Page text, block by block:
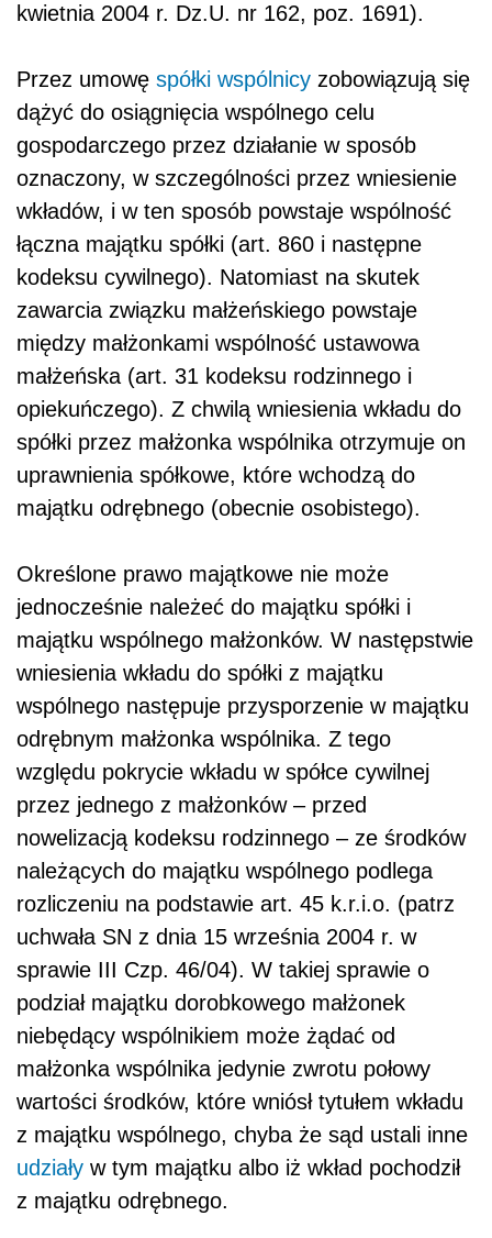
kwietnia 2004 r. Dz.U. nr 162, poz. 1691).
Przez umowę spółki wspólnicy zobowiązują się
dążyć do osiągnięcia wspólnego celu
gospodarczego przez działanie w sposób
oznaczony, w szczególności przez wniesienie
wkładów, i w ten sposób powstaje wspólność
łączna majątku spółki (art. 860 i następne
kodeksu cywilnego). Natomiast na skutek
zawarcia związku małżeńskiego powstaje
między małżonkami wspólność ustawowa
małżeńska (art. 31 kodeksu rodzinnego i
opiekuńczego). Z chwilą wniesienia wkładu do
spółki przez małżonka wspólnika otrzymuje on
uprawnienia spółkowe, które wchodzą do
majątku odrębnego (obecnie osobistego).
Określone prawo majątkowe nie może
jednocześnie należeć do majątku spółki i
majątku wspólnego małżonków. W następstwie
wniesienia wkładu do spółki z majątku
wspólnego następuje przysporzenie w majątku
odrębnym małżonka wspólnika. Z tego
względu pokrycie wkładu w spółce cywilnej
przez jednego z małżonków – przed
nowelizacją kodeksu rodzinnego – ze środków
należących do majątku wspólnego podlega
rozliczeniu na podstawie art. 45 k.r.i.o. (patrz
uchwała SN z dnia 15 września 2004 r. w
sprawie III Czp. 46/04). W takiej sprawie o
podział majątku dorobkowego małżonek
niebędący wspólnikiem może żądać od
małżonka wspólnika jedynie zwrotu połowy
wartości środków, które wniósł tytułem wkładu
z majątku wspólnego, chyba że sąd ustali inne
udziały w tym majątku albo iż wkład pochodził
z majątku odrębnego.